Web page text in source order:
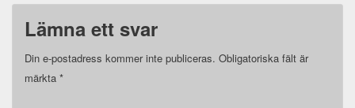
Lämna ett svar
Din e-postadress kommer inte publiceras. Obligatoriska fält är
märkta *